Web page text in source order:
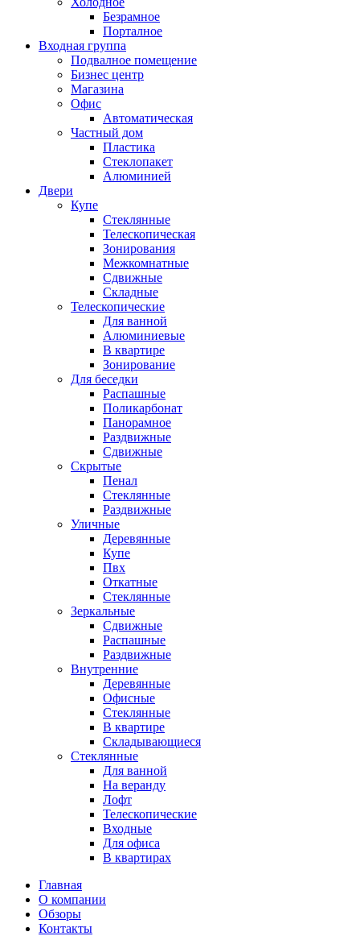
Безрамное
Порталное
Входная группа
Подвалное помещение
Бизнес центр
Магазина
Офис
Автоматическая
Частный дом
Пластика
Стеклопакет
Алюминией
Двери
Купе
Стеклянные
Телескопическая
Зонирования
Межкомнатные
Сдвижные
Складные
Телескопические
Для ванной
Алюминиевые
В квартире
Зонирование
Для беседки
Распашные
Поликарбонат
Панорамное
Раздвижные
Сдвижные
Скрытые
Пенал
Стеклянные
Раздвижные
Уличные
Деревянные
Купе
Пвх
Откатные
Стеклянные
Зеркальные
Сдвижные
Распашные
Раздвижные
Внутренние
Деревянные
Офисные
Стеклянные
В квартире
Складывающиеся
Стеклянные
Для ванной
На веранду
Лофт
Телескопические
Входные
Для офиса
В квартирах
Главная
О компании
Обзоры
Контакты